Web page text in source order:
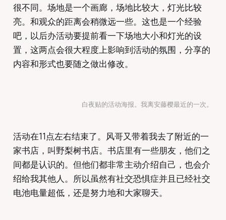
很不同。场地是一个画廊，场地比较大，灯光比较
亮。和观众的距离会稍微远一些。这也是一个经验
吧，以后办活动要提前看一下场地大小和灯光的设
置，这两点会很大程度上影响到活动的氛围，分享的
内容和形式也要随之做出修改。
白夜贴的活动海报。我离安藤樱最近的一次。
活动在11点左右结束了。风哥又带着我去了附近的一
家书店，叫野梨树书店。书店里有一些朋友，他们之
间都是认识的。但他们都非常主动介绍自己，也会介
绍给我其他人。所以虽然有社交恐惧症并且已经社交
电池电量超低，还是努力地和大家聊天。